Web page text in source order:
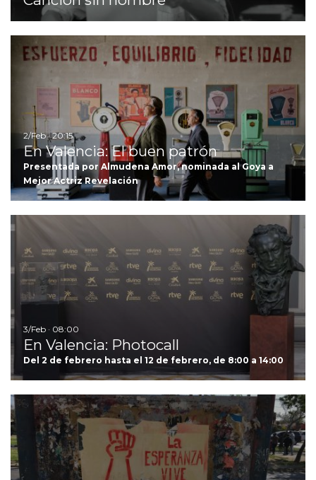
2/Feb · 20:15
En Valencia: El buen patrón
Presentada por Almudena Amor, nominada al Goya a
Mejor Actriz Revelación
3/Feb · 08:00
En Valencia: Photocall
Del 2 de febrero hasta el 12 de febrero, de 8:00 a 14:00